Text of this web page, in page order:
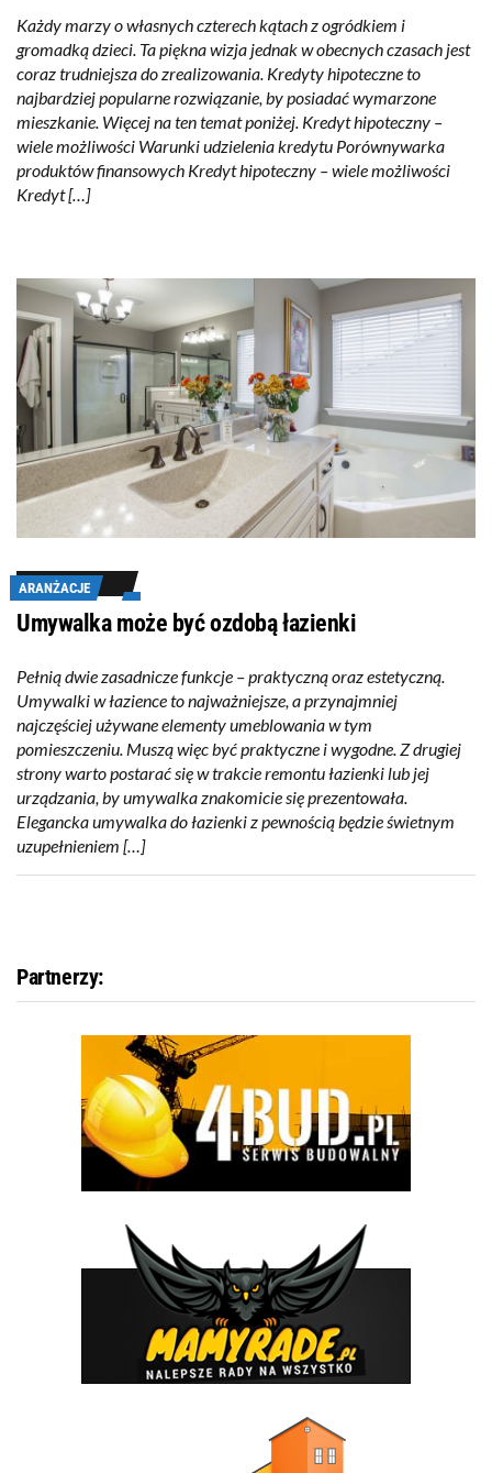
Każdy marzy o własnych czterech kątach z ogródkiem i
gromadką dzieci. Ta piękna wizja jednak w obecnych czasach jest
coraz trudniejsza do zrealizowania. Kredyty hipoteczne to
najbardziej popularne rozwiązanie, by posiadać wymarzone
mieszkanie. Więcej na ten temat poniżej. Kredyt hipoteczny –
wiele możliwości Warunki udzielenia kredytu Porównywarka
produktów finansowych Kredyt hipoteczny – wiele możliwości
Kredyt […]
ARANŻACJE
Umywalka może być ozdobą łazienki
Pełnią dwie zasadnicze funkcje – praktyczną oraz estetyczną.
Umywalki w łazience to najważniejsze, a przynajmniej
najczęściej używane elementy umeblowania w tym
pomieszczeniu. Muszą więc być praktyczne i wygodne. Z drugiej
strony warto postarać się w trakcie remontu łazienki lub jej
urządzania, by umywalka znakomicie się prezentowała.
Elegancka umywalka do łazienki z pewnością będzie świetnym
uzupełnieniem […]
Partnerzy: